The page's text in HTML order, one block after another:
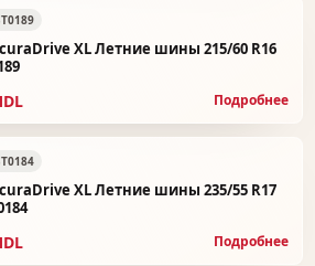
XL Летние шины 215/60 R16
Подробнее
XL Летние шины 235/55 R17
Подробнее